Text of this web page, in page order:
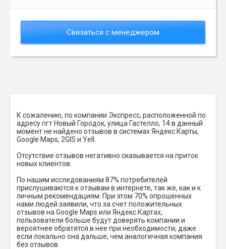
Связаться с менеджером
К сожалению, по компании Экспресс, расположенной по
адресу пгт Новый Городок, улица Гастелло, 14 в данный
момент не найдено отзывов в системах Яндекс.Карты,
Google Maps, 2GIS и Yell.
Отсутствие отзывов негативно сказывается на приток
новых клиентов.
По нашим исследованиям 87% потребителей
прислушиваются к отзывам в интернете, так же, как и к
личным рекомендациям. При этом 70% опрошенных
нами людей заявили, что за счет положительных
отзывов на Google Maps или Яндекс.Картах,
пользователи больше будут доверять компании и
вероятнее обратятся в нее при необходимости, даже
если локально она дальше, чем аналогичная компания
без отзывов.